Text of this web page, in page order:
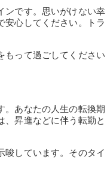
ンです。思いがけない幸
安心してください。トラ
もって過ごしてください
。あなたの人生の転換期
、昇進などに伴う転勤と
唆しています。そのタイ